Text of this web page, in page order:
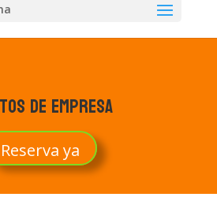
de empresa
Reserva ya